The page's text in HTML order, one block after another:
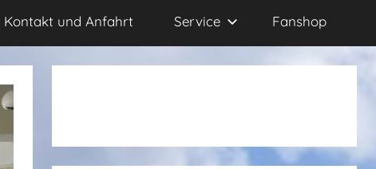
Kontakt und Anfahrt Service Fanshop